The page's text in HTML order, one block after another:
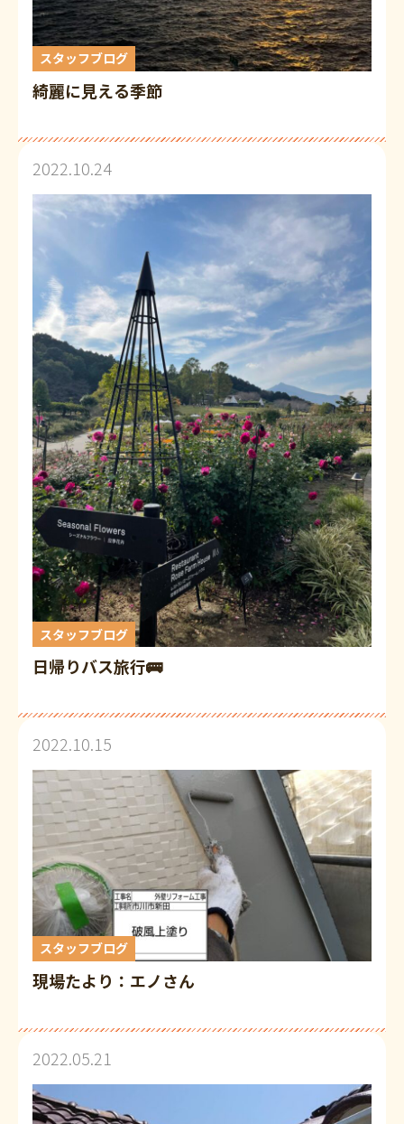
スタッフブログ
綺麗に見える季節
2022.10.24
スタッフブログ
日帰りバス旅行🚌
2022.10.15
スタッフブログ
現場たより：エノさん
2022.05.21